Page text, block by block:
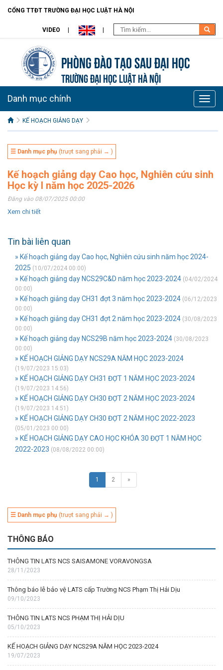
CỔNG TTĐT TRƯỜNG ĐẠI HỌC LUẬT HÀ NỘI
VIDEO
Phòng Đào tạo Sau đại học
TRƯỜNG ĐẠI HỌC LUẬT HÀ NỘI
Toggle
Danh mục chính
KẾ HOẠCH GIẢNG DẠY
☰ Danh mục phụ (trượt sang phải → )
Kế hoạch giảng dạy Cao học, Nghiên cứu sinh
Học kỳ I năm học 2025-2026
Đăng vào 08/07/2025 00:00
Xem chi tiết
Tin bài liên quan
» Kế hoạch giảng dạy Cao học, Nghiên cứu sinh năm học 2024-
2025 (10/07/2024 00:00)
» Kế hoạch giảng dạy NCS29C&D năm học 2023-2024 (04/02/2024
00:00)
» Kế hoạch giảng dạy CH31 đợt 3 năm học 2023-2024 (06/12/2023
00:00)
» Kế hoạch giảng dạy CH31 đợt 2 năm học 2023-2024 (30/08/2023
00:00)
» Kế hoạch giảng dạy NCS29B năm học 2023-2024 (30/08/2023
00:00)
» KẾ HOẠCH GIẢNG DẠY NCS29A NĂM HỌC 2023-2024
(19/07/2023 15:03)
» KẾ HOẠCH GIẢNG DẠY CH31 ĐỢT 1 NĂM HỌC 2023-2024
(19/07/2023 14:56)
» KẾ HOẠCH GIẢNG DẠY CH30 ĐỢT 2 NĂM HỌC 2023-2024
(19/07/2023 14:51)
» KẾ HOẠCH GIẢNG DẠY CH30 ĐỢT 2 NĂM HỌC 2022-2023
(05/01/2023 00:00)
» KẾ HOẠCH GIẢNG DẠY CAO HỌC KHÓA 30 ĐỢT 1 NĂM HỌC
2022-2023 (08/08/2022 00:00)
1 2 »
☰ Danh mục phụ (trượt sang phải → )
THÔNG BÁO
THÔNG TIN LATS NCS SAISAMONE VORAVONGSA
28/11/2023
Thông báo lễ bảo vệ LATS cấp Trường NCS Phạm Thị Hải Dịu
09/10/2023
THÔNG TIN LATS NCS PHẠM THỊ HẢI DỊU
05/10/2023
KẾ HOẠCH GIẢNG DẠY NCS29A NĂM HỌC 2023-2024
19/07/2023